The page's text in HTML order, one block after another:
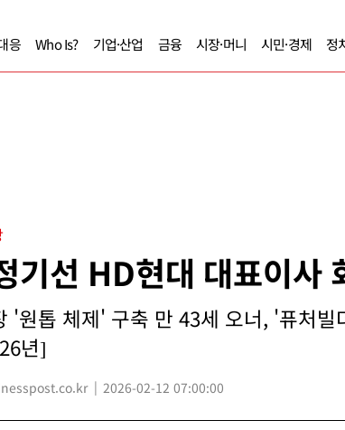
응 Who Is? 기업·산업 금융 시장·머니 시민·경제 정
선 HD현대 대표이사
'원톱 체제' 구축 만 43세 오너, '퓨처빌
년]
2026-02-12 07:00:00